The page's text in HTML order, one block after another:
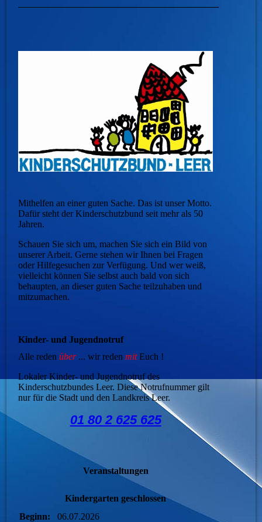
Mithelfen an einer guten Sache. Das ist unser Motto.
Dafür steht der Kinderschutzbund seit mehr als 50
Jahren.
Schauen Sie sich um, machen Sie sich ein Bild von
unserer Arbeit. Gerne stehen wir Ihnen bei Fragen
oder Hilfegesuchen zur Verfügung. Und wer weiß,
vielleicht können Sie selbst auch bald von sich
behaupten, an dieser guten Sache teilzuhaben und
mitzumachen.
Kinder- und Jugendnotruf
Alle redenüber... wir redenmitEuch !
Lokaler Kinder- und Jugendnotruf des
Kinderschutzbundes Leer. Diese Notrufnummer gilt
nur für die Stadt und den Landkreis Leer.
01 80 2 625 625
Veranstaltungen
Kindergarten geschlossen
Beginn:
06.07.2026